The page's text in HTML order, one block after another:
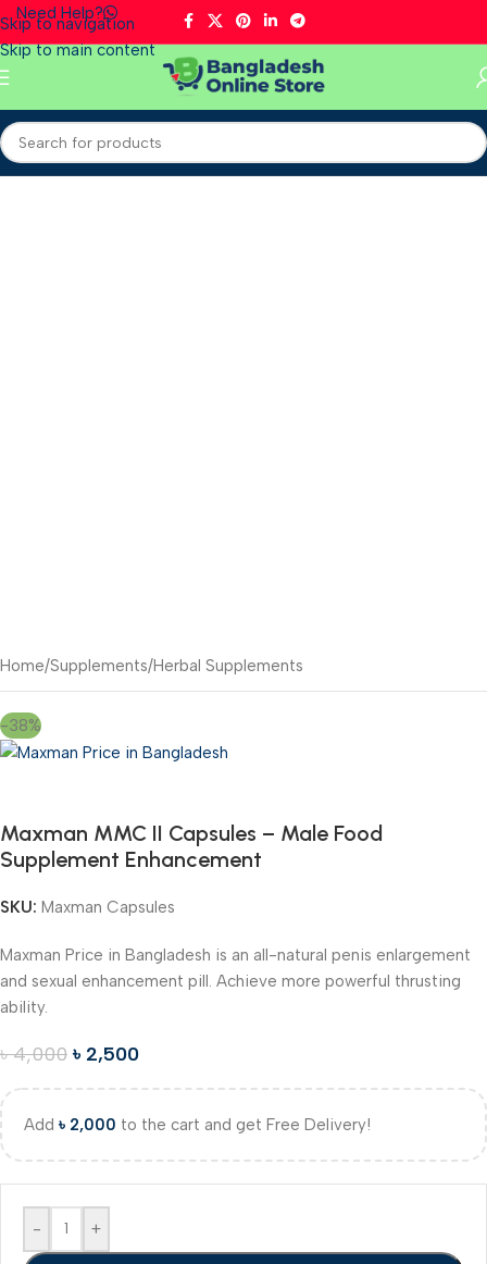
Skip to navigation
Skip to main content
Need Help?
Home/Supplements/Herbal Supplements
-38%
Maxman MMC II Capsules – Male Food
Supplement Enhancement
SKU: Maxman Capsules
Maxman Price in Bangladesh is an all-natural penis enlargement
and sexual enhancement pill. Achieve more powerful thrusting
ability.
৳4,000 ৳ 2,500
Add ৳ 2,000 to the cart and get Free Delivery!
- +